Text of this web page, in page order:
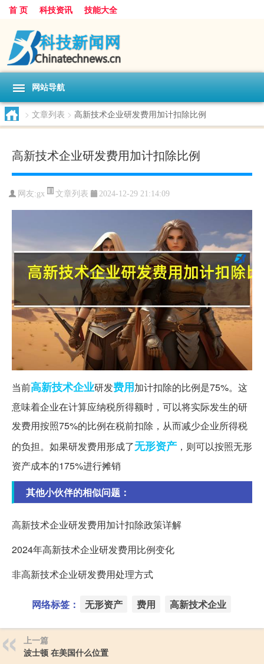
首 页 科技资讯 技能大全
网站导航
> 文章列表 > 高新技术企业研发费用加计扣除比例
高新技术企业研发费用加计扣除比例
网友:gx 文章列表 2024-12-29 21:14:09
当前高新技术企业研发费用加计扣除的比例是75%。这
意味着企业在计算应纳税所得额时，可以将实际发生的研
发费用按照75%的比例在税前扣除，从而减少企业所得税
的负担。如果研发费用形成了无形资产 ，则可以按照无形
资产成本的175%进行摊销
其他小伙伴的相似问题：
高新技术企业研发费用加计扣除政策详解
2024年高新技术企业研发费用比例变化
非高新技术企业研发费用处理方式
网络标签： 无形资产 费用 高新技术企业
上一篇
波士顿 在美国什么位置